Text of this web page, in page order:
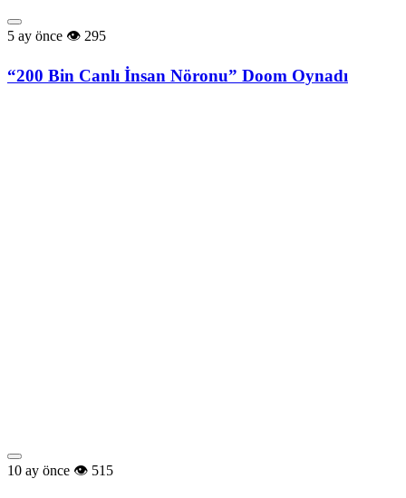
5 ay önce 295
“200 Bin Canlı İnsan Nöronu” Doom Oynadı
10 ay önce 515